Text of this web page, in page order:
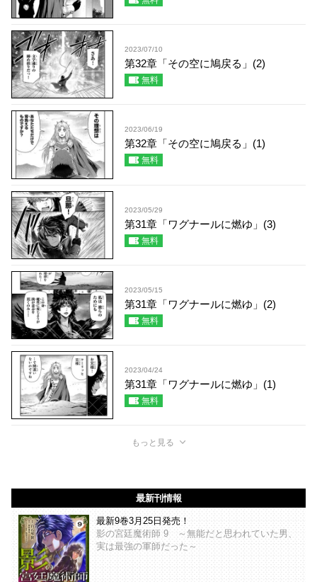
2023/07/10
第32章「その空に鳩戻る」(2)
無料
2023/06/19
第32章「その空に鳩戻る」(1)
無料
2023/05/29
第31章「ワグナールに燃ゆ」(3)
無料
2023/05/15
第31章「ワグナールに燃ゆ」(2)
無料
2023/04/24
第31章「ワグナールに燃ゆ」(1)
無料
もっと見る
最新刊情報
最新9巻3月25日発売！
影の宮廷魔術師 9 ～無能だと思われていた男、
実は最強の軍師だった～